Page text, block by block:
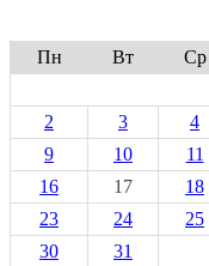
Пн
Вт Ср
2
3 4
9
10 11
16
17 18
23
24 25
30
31